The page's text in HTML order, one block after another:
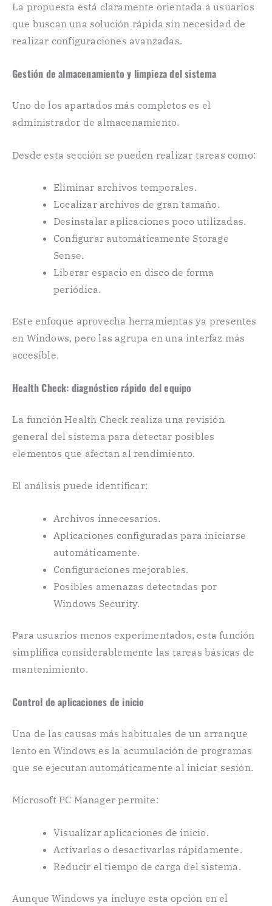
La propuesta está claramente orientada a usuarios
que buscan una solución rápida sin necesidad de
realizar configuraciones avanzadas.
Gestión de almacenamiento y limpieza del sistema
Uno de los apartados más completos es el
administrador de almacenamiento.
Desde esta sección se pueden realizar tareas como:
Eliminar archivos temporales.
Localizar archivos de gran tamaño.
Desinstalar aplicaciones poco utilizadas.
Configurar automáticamente Storage
Sense.
Liberar espacio en disco de forma
periódica.
Este enfoque aprovecha herramientas ya presentes
en Windows, pero las agrupa en una interfaz más
accesible.
Health Check: diagnóstico rápido del equipo
La función Health Check realiza una revisión
general del sistema para detectar posibles
elementos que afectan al rendimiento.
El análisis puede identificar:
Archivos innecesarios.
Aplicaciones configuradas para iniciarse
automáticamente.
Configuraciones mejorables.
Posibles amenazas detectadas por
Windows Security.
Para usuarios menos experimentados, esta función
simplifica considerablemente las tareas básicas de
mantenimiento.
Control de aplicaciones de inicio
Una de las causas más habituales de un arranque
lento en Windows es la acumulación de programas
que se ejecutan automáticamente al iniciar sesión.
Microsoft PC Manager permite:
Visualizar aplicaciones de inicio.
Activarlas o desactivarlas rápidamente.
Reducir el tiempo de carga del sistema.
Aunque Windows ya incluye esta opción en el